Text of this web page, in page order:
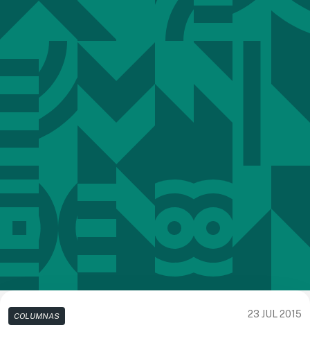
COLUMNAS 23 JUL 2015